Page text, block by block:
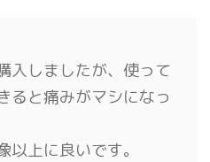
入しましたが、使って
ると痛みがマシになっ
以上に良いです。